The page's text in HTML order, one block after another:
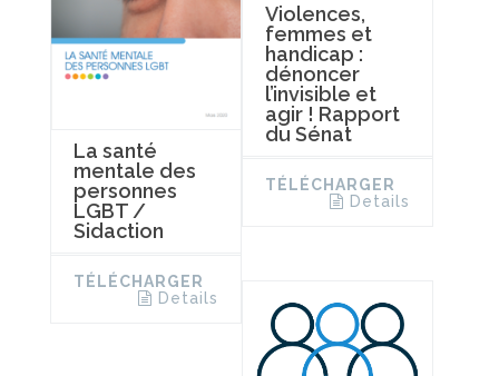
La santé
mentale des
personnes
LGBT /
Sidaction
TÉLÉCHARGER
Details
Violences,
femmes et
handicap :
dénoncer
l’invisible et
agir ! Rapport
du Sénat
TÉLÉCHARGER
Details